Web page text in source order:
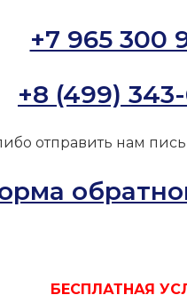
+7 965 300
+8 (499)
отправить нам
БЕСПЛАТНАЯ